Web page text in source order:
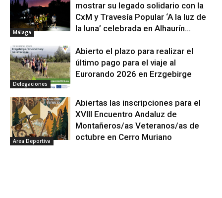
Málaga
mostrar su legado solidario con la
CxM y Travesía Popular ‘A la luz de
la luna’ celebrada en Alhaurín...
Delegaciones
Abierto el plazo para realizar el
último pago para el viaje al
Eurorando 2026 en Erzgebirge
Area Deportiva
Abiertas las inscripciones para el
XVIII Encuentro Andaluz de
Montañeros/as Veteranos/as de
octubre en Cerro Muriano